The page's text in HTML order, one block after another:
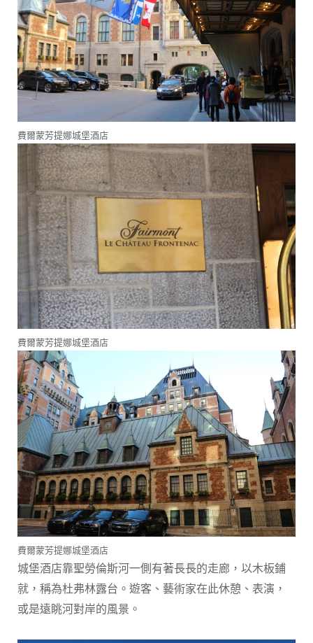
費爾蒙芳提娜城堡酒店
費爾蒙芳提娜城堡酒店
費爾蒙芳提娜城堡酒店
城堡酒店靠聖勞倫斯河一側有著長長的走廊，以木板鋪
就，稱為杜弗林露台。遊客、藝術家在此休憩、表演，
或是遠眺河對岸的風景。